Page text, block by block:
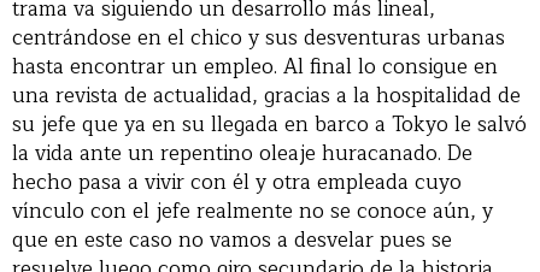
trama va siguiendo un desarrollo más lineal,
centrándose en el chico y sus desventuras urbanas
hasta encontrar un empleo. Al final lo consigue en
una revista de actualidad, gracias a la hospitalidad de
su jefe que ya en su llegada en barco a Tokyo le salvó
la vida ante un repentino oleaje huracanado. De
hecho pasa a vivir con él y otra empleada cuyo
vínculo con el jefe realmente no se conoce aún, y
que en este caso no vamos a desvelar pues se